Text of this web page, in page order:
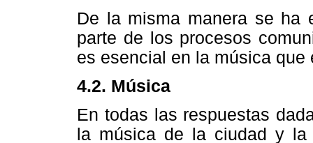
De la misma manera se ha
parte de los procesos
es esencial en la música que
4.2. Música
En todas las respuestas
la música de la ciudad y